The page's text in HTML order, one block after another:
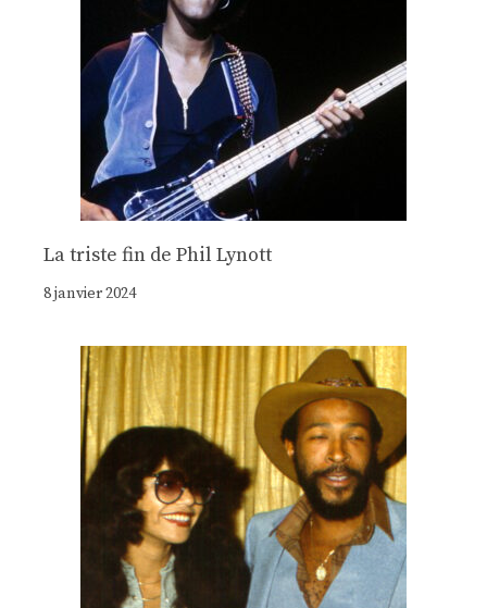
La triste fin de Phil Lynott
8 janvier 2024